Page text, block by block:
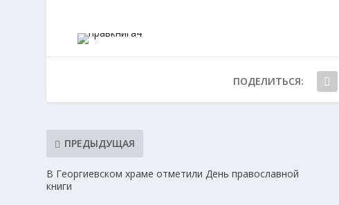
ПОДЕЛИТЬСЯ:
ПРЕДЫДУЩАЯ
В Георгиевском храме отметили День православной
книги